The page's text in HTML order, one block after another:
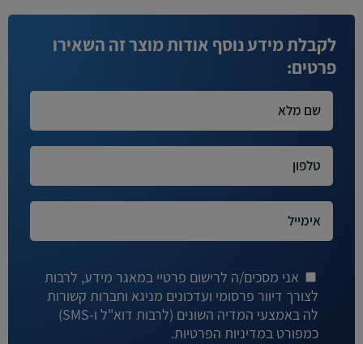
לקבלת מידע נוסף אודות מוצר זה השאירו
פרטים:
אני מסכים/ה לרישום פרטיי במאגר מידע, לרבות
לצורך דיוור פרסומי ועדכונים מניגא וחברות קשורות
לה באמצעי המדיה השונים (לרבות דוא"ל ו-SMS)
כמפורט במדיניות הפרטיות.